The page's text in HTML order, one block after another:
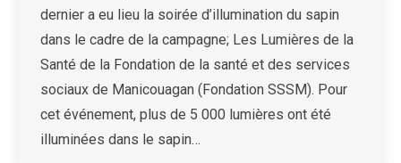
dernier a eu lieu la soirée d’illumination du sapin
dans le cadre de la campagne; Les Lumières de la
Santé de la Fondation de la santé et des services
sociaux de Manicouagan (Fondation SSSM). Pour
cet événement, plus de 5 000 lumières ont été
illuminées dans le sapin…